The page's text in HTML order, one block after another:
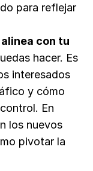
para reflejar
con tu
hacer. Es
interesados
y cómo
En
los nuevos
pivotar la